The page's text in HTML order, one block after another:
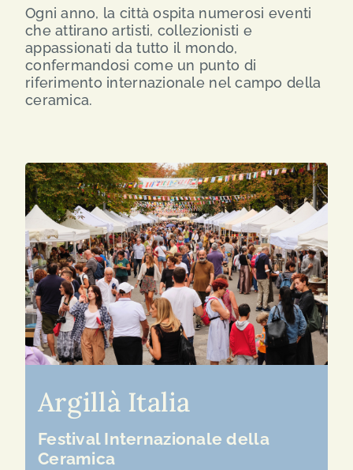
SEARCH
FOR:
Ogni anno, la città ospita numerosi eventi
che attirano artisti, collezionisti e
appassionati da tutto il mondo,
confermandosi come un punto di
riferimento internazionale nel campo della
ceramica.
Argillà Italia
Festival Internazionale della
Ceramica